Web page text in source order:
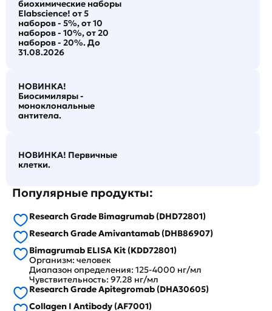
биохимические наборы
Elabscience! от 5
наборов - 5%, от 10
наборов - 10%, от 20
наборов - 20%. До
31.08.2026
НОВИНКА!
Биосимиляры -
моноклональные
антитела.
НОВИНКА! Первичные
клетки.
Популярные продукты:
Research Grade Bimagrumab (DHD72801)
Research Grade Amivantamab (DHB86907)
Bimagrumab ELISA Kit (KDD72801)
Организм: человек
Диапазон определения: 125-4000 нг/мл
Чувствительность: 97.28 нг/мл
Research Grade Apitegromab (DHA30605)
Collagen I Antibody (AF7001)